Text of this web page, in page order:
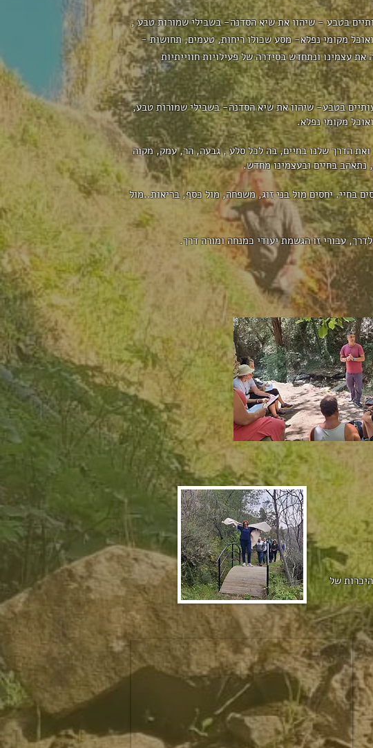
בטבע - שיהוו את שיא הסדנה- בשבילי שמורות טבע ,
מקומי נפלא- מסע שכולו ריחות, טעמים, תחושות -
עצמינו ונתחדש בסידרה של פעילויות חווייתיות
בטבע- שיהוו את שיא הסדנה- בשבילי שמורות טבע,
מקומי נפלא.
הדרך שלנו בחיים, בה לכל סלע , גבעה, הר, עמק, מקוה
נתאהב בחיים ובעצמינו מחדש.
בחיי. יחסים מול בני זוג, משפחה, מול כסף, בריאות..מול
עבורי זו הגשמת יעודי כמנחה ומורה דרך.
של